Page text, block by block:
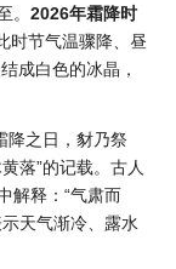
。 2026年霜降时
时节气温骤降、昼
成白色的冰晶，
降之日，豺乃祭
落”的记载。古人
解释：“气肃而
天气渐冷、露水